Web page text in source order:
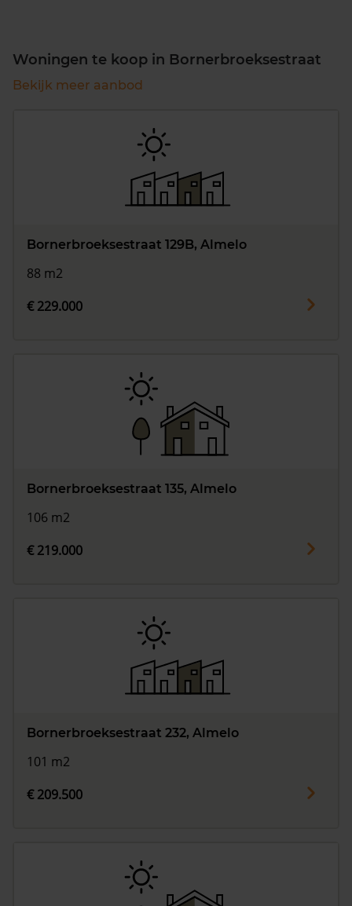
Woningen te koop in Bornerbroeksestraat
Bekijk meer aanbod
Bornerbroeksestraat 129B, Almelo
88 m2
€ 229.000
Bornerbroeksestraat 135, Almelo
106 m2
€ 219.000
Bornerbroeksestraat 232, Almelo
101 m2
€ 209.500